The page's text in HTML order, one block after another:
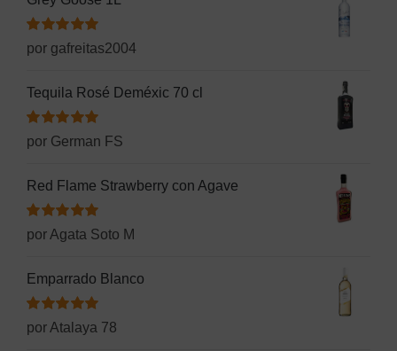
Valorado
con
5de 5
por gafreitas2004
Tequila Rosé Deméxic 70 cl
Valorado
con
por German FS
Red Flame Strawberry con Agave
Valorado
con
de 5
por Agata Soto M
Emparrado Blanco
Valorado
con
por Atalaya 78